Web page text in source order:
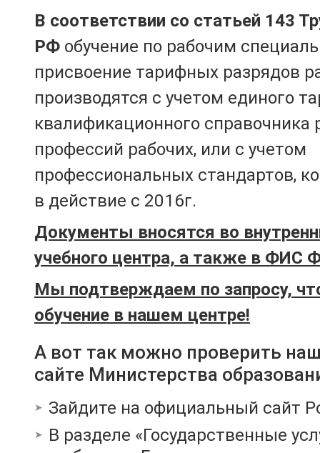
В соответствии со статьей 143
РФ обучение по рабочим
присвоение тарифных разрядов
производятся с учетом единого
квалификационного справочника
профессий рабочих, или с учетом
профессиональных стандартов,
в действие с 2016г.
Документы вносятся во
учебного центра, а также в ФИС
Мы подтверждаем по запросу,
обучение в нашем центре!
А вот так можно проверить
сайте Министерства
Зайдите на официальный сайт
В разделе «Государственные